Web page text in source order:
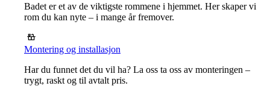
Badet er et av de viktigste rommene i hjemmet. Her skaper vi
rom du kan nyte – i mange år fremover.
Montering og installasjon
Har du funnet det du vil ha? La oss ta oss av monteringen –
trygt, raskt og til avtalt pris.